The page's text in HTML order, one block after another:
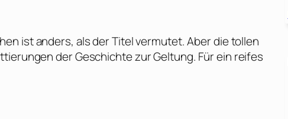
ist anders, als der Titel vermutet. Aber die tollen
der Geschichte zur Geltung. Für ein reifes